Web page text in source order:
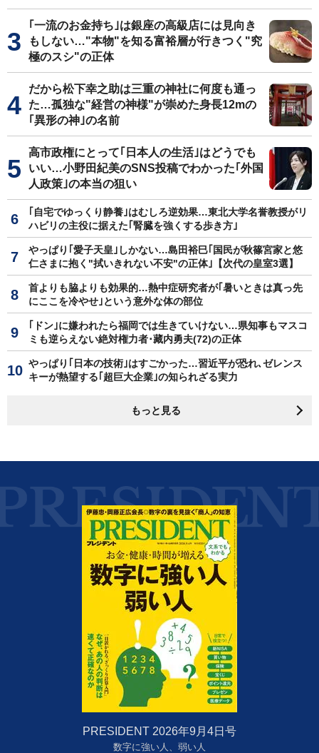
｢一流のお金持ち｣は銀座の高級店には見向き
もしない…"本物"を知る富裕層が行きつく"究
極のスシ"の正体
だから松下幸之助は三重の神社に何度も通っ
た…孤独な"経営の神様"が崇めた身長12mの
｢異形の神｣の名前
高市政権にとって｢日本人の生活｣はどうでも
いい…小野田紀美のSNS投稿でわかった｢外国
人政策｣の本当の狙い
｢自宅でゆっくり静養｣はむしろ逆効果…東北大学名誉教授がリ
ハビリの主役に据えた｢腎臓を強くする歩き方｣
やっぱり｢愛子天皇｣しかない…島田裕巳｢国民が秋篠宮家と悠
仁さまに抱く"拭いきれない不安"の正体｣【次代の皇室3選】
首よりも脇よりも効果的…熱中症研究者が｢暑いときは真っ先
にここを冷やせ｣という意外な体の部位
｢ドン｣に嫌われたら福岡では生きていけない…県知事もマスコ
ミも逆らえない絶対権力者･藏内勇夫(72)の正体
やっぱり｢日本の技術｣はすごかった…習近平が恐れ､ゼレンス
キーが熱望する｢超巨大企業｣の知られざる実力
もっと見る
PRESIDENT 2026年9月4日号
数字に強い人、弱い人